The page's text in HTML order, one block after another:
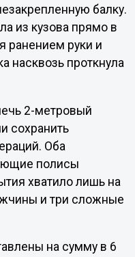
балку.
из кузова прямо в
ранением руки и
насквозь проткнула
2-метровый
сохранить
Оба
полисы
хватило лишь на
и три сложные
на сумму в 6